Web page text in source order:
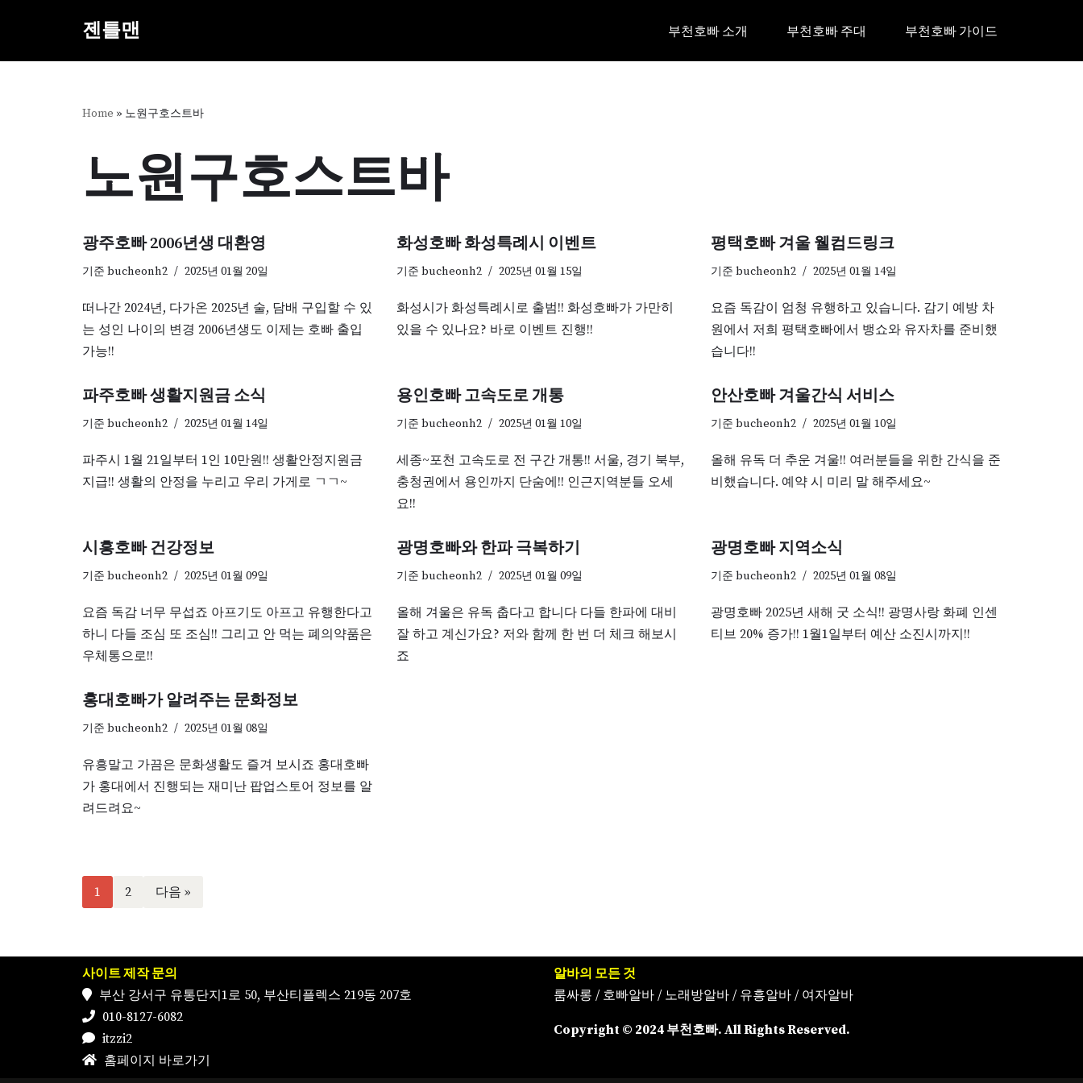
텐
젠틀맨 부천호빠 소개 부천호빠 주대 부천호빠 가이드
Home » 노원구호스트바
노원구호스트바
광주호빠 2006년생 대환영
기준 bucheonh2 2025년 01월 20일
떠나간 2024년, 다가온 2025년 술, 담배 구입할 수 있
는 성인 나이의 변경 2006년생도 이제는 호빠 출입
가능!!
화성호빠 화성특례시 이벤트
기준 bucheonh2 2025년 01월 15일
화성시가 화성특례시로 출범!! 화성호빠가 가만히
있을 수 있나요? 바로 이벤트 진행!!
평택호빠 겨울 웰컴드링크
기준 bucheonh2 2025년 01월 14일
요즘 독감이 엄청 유행하고 있습니다. 감기 예방 차
원에서 저희 평택호빠에서 뱅쇼와 유자차를 준비했
습니다!!
파주호빠 생활지원금 소식
기준 bucheonh2 2025년 01월 14일
파주시 1월 21일부터 1인 10만원!! 생활안정지원금
지급!! 생활의 안정을 누리고 우리 가게로 ㄱㄱ~
용인호빠 고속도로 개통
기준 bucheonh2 2025년 01월 10일
세종~포천 고속도로 전 구간 개통!! 서울, 경기 북부,
충청권에서 용인까지 단숨에!! 인근지역분들 오세
요!!
안산호빠 겨울간식 서비스
기준 bucheonh2 2025년 01월 10일
올해 유독 더 추운 겨울!! 여러분들을 위한 간식을 준
비했습니다. 예약 시 미리 말 해주세요~
시흥호빠 건강정보
기준 bucheonh2 2025년 01월 09일
요즘 독감 너무 무섭죠 아프기도 아프고 유행한다고
하니 다들 조심 또 조심!! 그리고 안 먹는 폐의약품은
우체통으로!!
광명호빠와 한파 극복하기
기준 bucheonh2 2025년 01월 09일
올해 겨울은 유독 춥다고 합니다 다들 한파에 대비
잘 하고 계신가요? 저와 함께 한 번 더 체크 해보시
죠
광명호빠 지역소식
기준 bucheonh2 2025년 01월 08일
광명호빠 2025년 새해 굿 소식!! 광명사랑 화폐 인센
티브 20% 증가!! 1월1일부터 예산 소진시까지!!
홍대호빠가 알려주는 문화정보
기준 bucheonh2 2025년 01월 08일
유흥말고 가끔은 문화생활도 즐겨 보시죠 홍대호빠
가 홍대에서 진행되는 재미난 팝업스토어 정보를 알
려드려요~
1 2 다음 »
사이트 제작 문의
부산 강서구 유통단지1로 50, 부산티플렉스 219동 207호
010-8127-6082
itzzi2
홈페이지 바로가기
알바의 모든 것
룸싸롱 / 호빠알바 / 노래방알바 / 유흥알바 / 여자알바
Copyright © 2024 부천호빠. All Rights Reserved.